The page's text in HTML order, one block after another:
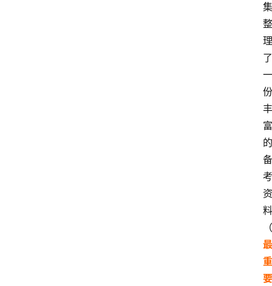
集
整
理
了
一
份
丰
富
的
备
考
资
料
（
最
重
要